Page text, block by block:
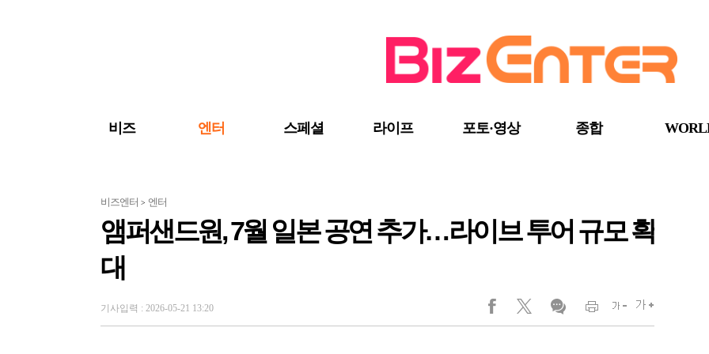
비즈 엔터 스페셜 라이프 포토·영상 종합
비즈엔터 > 엔터
앰퍼샌드원, 7월 일본 공연 추가…라이브 투어 규모 확
대
기사입력 : 2026-05-21 13:20